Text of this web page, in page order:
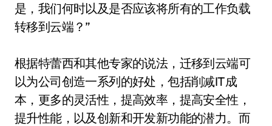
是，我们何时以及是否应该将所有的工作负载
转移到云端？”
根据特蕾西和其他专家的说法，迁移到云端可
以为公司创造一系列的好处，包括削减IT成
本，更多的灵活性，提高效率，提高安全性，
提升性能，以及创新和开发新功能的潜力。而